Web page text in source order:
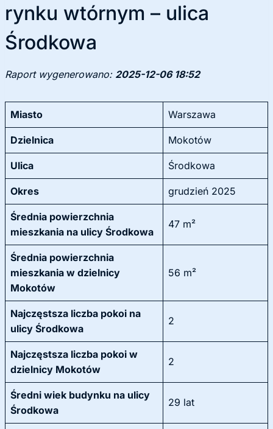
rynku wtórnym – ulica
Środkowa
Raport wygenerowano: 2025-12-06 18:52
Miasto Warszawa
Dzielnica Mokotów
Ulica Środkowa
Okres grudzień 2025
Średnia powierzchnia
mieszkania na ulicy Środkowa
47 m²
Średnia powierzchnia
mieszkania w dzielnicy
Mokotów
56 m²
Najczęstsza liczba pokoi na
ulicy Środkowa
2
Najczęstsza liczba pokoi w
dzielnicy Mokotów
2
Średni wiek budynku na ulicy
Środkowa
29 lat